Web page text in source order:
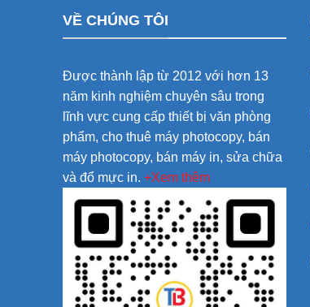
VỀ CHÚNG TÔI
Được thành lập từ 2012 với hơn 13
năm kinh nghiệm chuyên sâu trong
lĩnh vực cung cấp thiết bị văn phòng
phẩm, cho thuê máy photocopy, bán
máy photocopy, bán máy in, sửa chữa
và đổ mực in. +Xem thêm